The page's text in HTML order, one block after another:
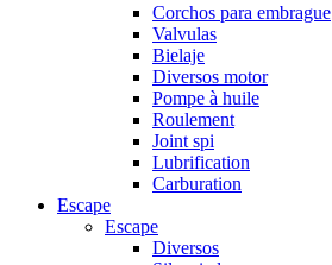
Corchos para embrague
Valvulas
Bielaje
Diversos motor
Pompe à huile
Roulement
Joint spi
Lubrification
Carburation
Escape
Escape
Diversos